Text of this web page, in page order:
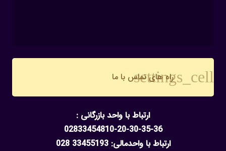
settings_cell
راه های تماس با ما
ارتباط با واحد بازرگانی :
02833454810-20-30-35-36
ارتباط با واحدمالی: 33455193 028